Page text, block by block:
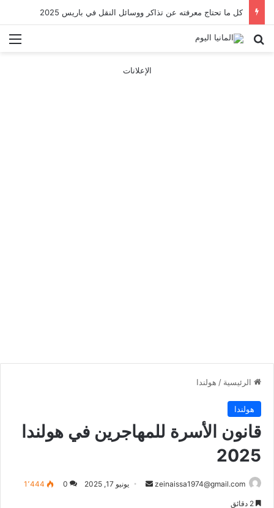
كل ما تحتاج معرفته عن تذاكر ووسائل النقل في باريس 2025
بحث عن
الإعلانات
الرئيسية / هولندا
هولندا
قانون الأسرة للمهاجرين في هولندا
2025
zeinaissa1974@gmail.com
أرسل يونيو 17, 2025 0 1٬444